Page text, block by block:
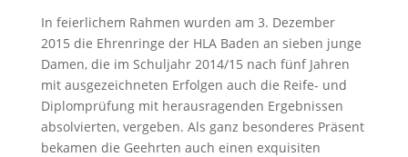
In feierlichem Rahmen wurden am 3. Dezember
2015 die Ehrenringe der HLA Baden an sieben junge
Damen, die im Schuljahr 2014/15 nach fünf Jahren
mit ausgezeichneten Erfolgen auch die Reife- und
Diplomprüfung mit herausragenden Ergebnissen
absolvierten, vergeben. Als ganz besonderes Präsent
bekamen die Geehrten auch einen exquisiten